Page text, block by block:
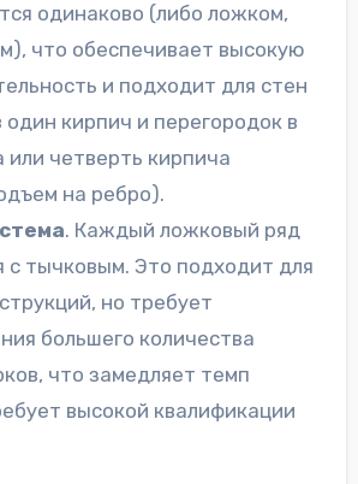
одинаково (либо ложком,
что обеспечивает высокую
и подходит для стен
кирпич и перегородок в
или четверть кирпича
на ребро).
. Каждый ложковый ряд
с тычковым. Это подходит для
но требует
большего количества
что замедляет темп
высокой квалификации